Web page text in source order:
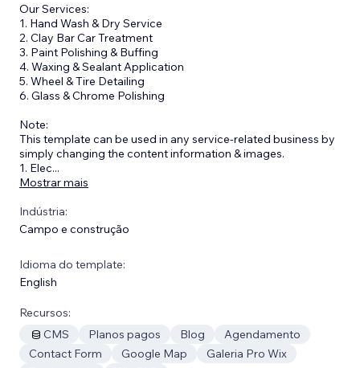
Our Services:
1. Hand Wash & Dry Service
2. Clay Bar Car Treatment
3. Paint Polishing & Buffing
4. Waxing & Sealant Application
5. Wheel & Tire Detailing
6. Glass & Chrome Polishing
Note:
This template can be used in any service-related business by
simply changing the content information & images.
1. Elec...
Mostrar mais
Indústria:
Campo e construção
Idioma do template:
English
Recursos:
CMS
Planos pagos Blog
Agendamento
Contact Form
Google Map
Galeria Pro Wix